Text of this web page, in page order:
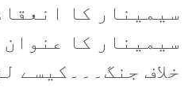
سیمینار کا
سیمینار کا
خلاف جنگ۔۔۔کیسے